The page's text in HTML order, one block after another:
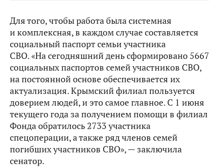
Для того, чтобы работа была системная
и комплексная, в каждом случае составляется
социальный паспорт семьи участника
СВО. «На сегодняшний день сформировано 5667
социальных паспортов семей участников СВО,
на постоянной основе обеспечивается их
актуализация. Крымский филиал пользуется
доверием людей, и это самое главное. С 1 июня
текущего года за получением помощи в филиал
Фонда обратилось 2733 участника
спецоперации, а также ряд членов семей
погибших участников СВО», — заключила
сенатор.